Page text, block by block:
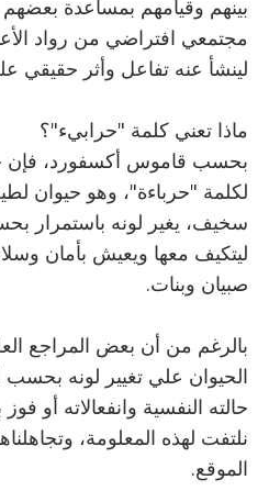
بينهم وقيامهم بمساعدة
مجتمعي افتراضي من رواد
لينشأ عنه تفاعل وأثر حقيقي
ماذا تعني كلمة "حرابيء"؟
بحسب قاموس أكسفورد، فإن
لكلمة "حرباءة"، وهو حيوان
سخيف، يغير لونه باستمرار
ليتكيف معها ويعيش بأمان
صبيان وبنات.
بالرغم من أن بعض المراجع
الحيوان علي تغيير لونه بحسب
حالته النفسية وانفعالاته أو فوز
نلتفت لهذه المعلومة،
الموقع.